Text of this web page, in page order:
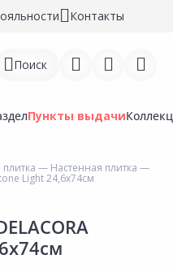
Контакты
Поиск
Пункты выдачи
— Настенная плитка —
Light 24,6х74см